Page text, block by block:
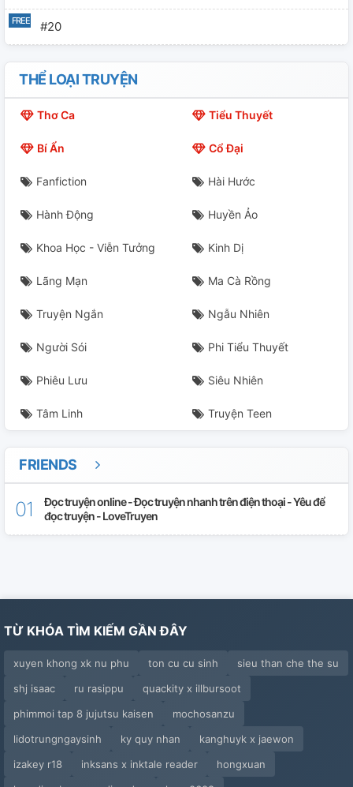
#20
#21
#22
#26
#27
#28
#29
#30
#31
#33
#34
THỂ LOẠI TRUYỆN
Thơ Ca Tiểu Thuyết
Bí Ẩn Cổ Đại
Fanfiction Hài Hước
Hành Động Huyền Ảo
Khoa Học - Viễn Tưởng Kinh Dị
Lãng Mạn Ma Cà Rồng
Truyện Ngắn Ngẫu Nhiên
Người Sói Phi Tiểu Thuyết
Phiêu Lưu Siêu Nhiên
Tâm Linh Truyện Teen
FRIENDS
Đọc truyện online - Đọc truyện nhanh trên điện thoại - Yêu để
đọc truyện - LoveTruyen
TỪ KHÓA TÌM KIẾM GẦN ĐÂY
xuyen khong xk nu phu ton cu cu sinh
sieu than che the su
shj isaac
ru rasippu
quackity x illbursoot
phimmoi tap 8 jujutsu kaisen
mochosanzu
lidotrungngaysinh
ky quy nhan
kanghuyk x jaewon
izakey r18
inksans x inktale reader
hongxuan